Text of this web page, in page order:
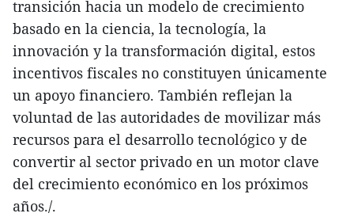
transición hacia un modelo de crecimiento
basado en la ciencia, la tecnología, la
innovación y la transformación digital, estos
incentivos fiscales no constituyen únicamente
un apoyo financiero. También reflejan la
voluntad de las autoridades de movilizar más
recursos para el desarrollo tecnológico y de
convertir al sector privado en un motor clave
del crecimiento económico en los próximos
años./.